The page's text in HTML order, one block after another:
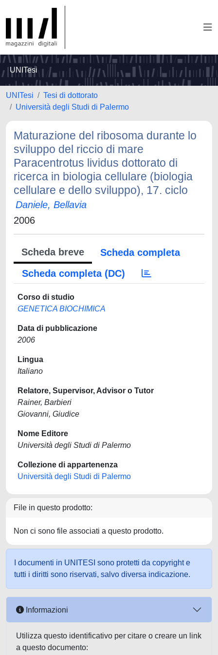
UNITesi
UNITesi
Tesi di dottorato
Università degli Studi di Palermo
Maturazione del ribosoma durante lo
sviluppo del riccio di mare
Paracentrotus lividus dottorato di
ricerca in biologia cellulare (biologia
cellulare e dello sviluppo), 17. ciclo
Daniele, Bellavia
2006
Scheda breve
Scheda completa
Scheda completa (DC)
Corso di studio
GENETICA BIOCHIMICA
Data di pubblicazione
2006
Lingua
Italiano
Relatore, Supervisor, Advisor o Tutor
Rainer, Barbieri
Giovanni, Giudice
Nome Editore
Università degli Studi di Palermo
Collezione di appartenenza
Università degli Studi di Palermo
File in questo prodotto:
Non ci sono file associati a questo prodotto.
I documenti in UNITESI sono protetti da copyright e
tutti i diritti sono riservati, salvo diversa indicazione.
Informazioni
Utilizza questo identificativo per citare o creare un link
a questo documento: